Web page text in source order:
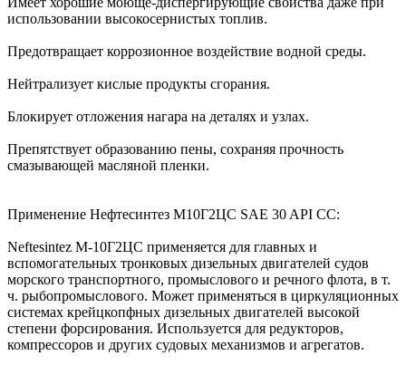
использовании высокосернистых топлив.
Предотвращает коррозионное воздействие водной среды.
Нейтрализует кислые продукты сгорания.
Блокирует отложения нагара на деталях и узлах.
Препятствует образованию пены, сохраняя прочность
смазывающей масляной пленки.
Применение Нефтесинтез М10Г2ЦС SAE 30 API CC:
Neftesintez М-10Г2ЦС применяется для главных и
вспомогательных тронковых дизельных двигателей судов
морского транспортного, промыслового и речного флота, в т.
ч. рыбопромыслового. Может применяться в циркуляционных
системах крейцкопфных дизельных двигателей высокой
степени форсирования. Используется для редукторов,
компрессоров и других судовых механизмов и агрегатов.